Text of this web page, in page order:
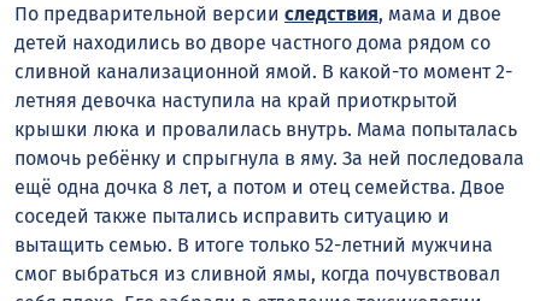
По предварительной версии следствия, мама и двое
детей находились во дворе частного дома рядом со
сливной канализационной ямой. В какой-то момент 2-
летняя девочка наступила на край приоткрытой
крышки люка и провалилась внутрь. Мама попыталась
помочь ребёнку и спрыгнула в яму. За ней последовала
ещё одна дочка 8 лет, а потом и отец семейства. Двое
соседей также пытались исправить ситуацию и
вытащить семью. В итоге только 52-летний мужчина
смог выбраться из сливной ямы, когда почувствовал